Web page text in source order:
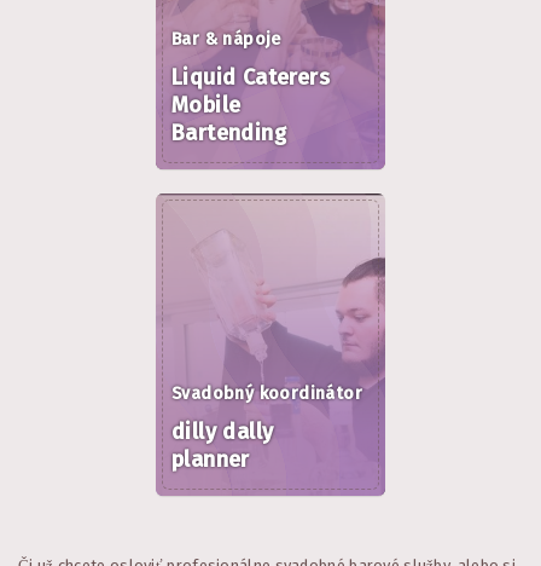
Bar & nápoje
Liquid Caterers
Mobile
Bartending
Svadobný koordinátor
dilly dally
planner